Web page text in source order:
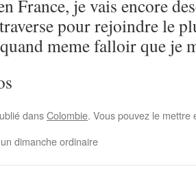
France, je vais encore
pour rejoindre le
meme falloir que je
dansColombie. Vous pouvez le
dimanche ordinaire